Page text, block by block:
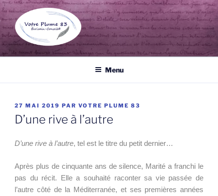
Aller
au
contenu
principal
VOTRE PLUME 83
Écrivain public et biographe à Draguignan, un professionnel de
Menu
PUBLIÉ
LE
27 MAI 2019 PAR VOTRE PLUME 83
D’une rive à l’autre
D’une rive à l’autre, tel est le titre du petit dernier…
Après plus de cinquante ans de silence, Marité a franchi le
pas du récit. Elle a souhaité raconter sa vie passée de
l’autre côté de la Méditerranée, et ses premières années